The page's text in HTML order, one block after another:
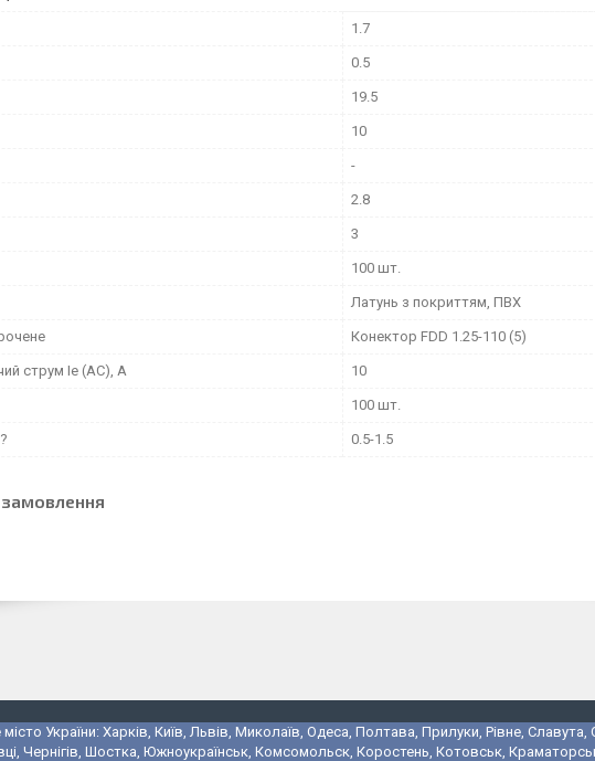
1.7
0.5
19.5
10
-
2.8
3
100 шт.
Латунь з покриттям, ПВХ
Конектор FDD 1.25-110 (5)
струм Ie (AC), А 10
100 шт.
0.5-1.5
України: Харків, Київ, Львів, Миколаїв, Одеса, Полтава, Прилуки, Рівне,
Чернігів, Шостка, Южноукраїнськ, Комсомольск, Коростень, Котовськ,